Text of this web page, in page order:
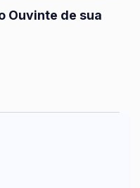
Ouvinte de sua